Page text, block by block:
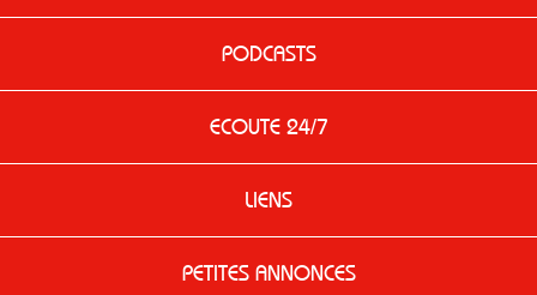
PODCASTS
ECOUTE 24/7
LIENS
PETITES ANNONCES